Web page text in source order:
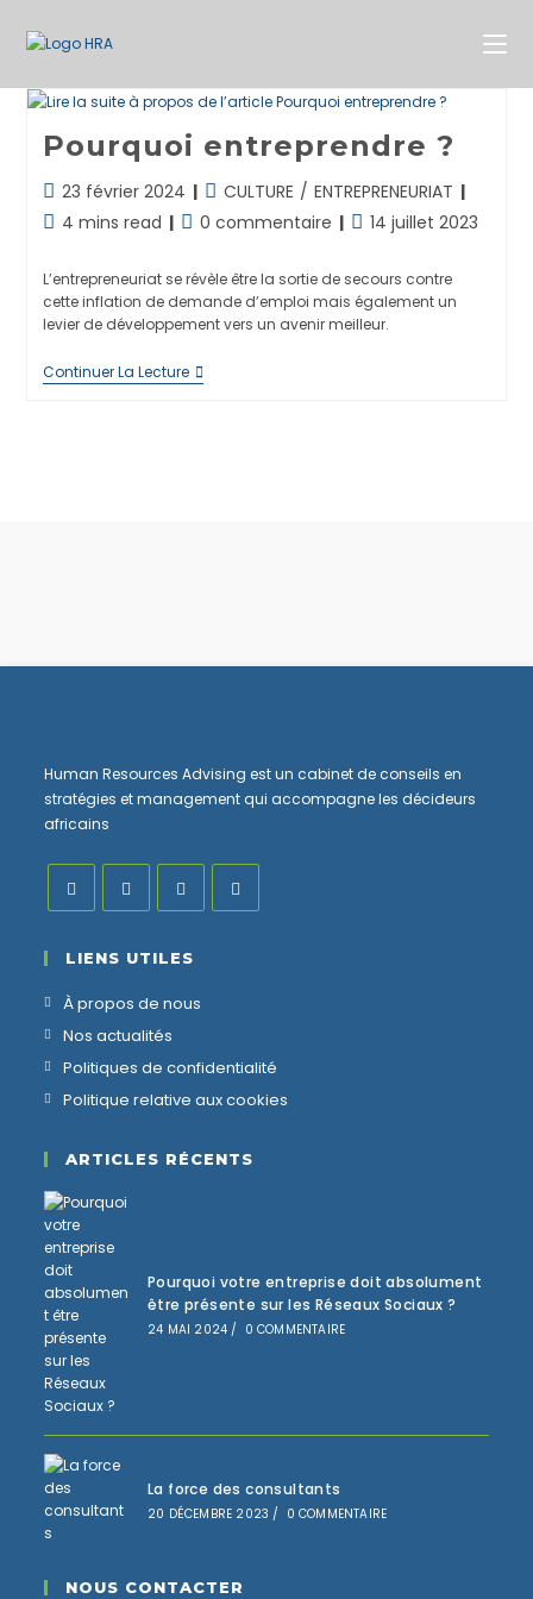
Pourquoi entreprendre ?
Dernière
modification
publication :
23 février 2024
Post
category:
CULTURE / ENTREPRENEURIAT
Temps
lecture :
4 mins read
Commentaires
la
publication :
0 commentaire
Publication
14 juillet 2023
L’entrepreneuriat se révèle être la sortie de secours contre
cette inflation de demande d’emploi mais également un
levier de développement vers un avenir meilleur.
Continuer La LecturePourquoi
Entreprendre
Human Resources Advising est un cabinet de conseils en
stratégies et management qui accompagne les décideurs
africains
LIENS UTILES
À propos de nous
Nos actualités
Politiques de confidentialité
Politique relative aux cookies
ARTICLES RÉCENTS
Pourquoi votre entreprise doit absolument
être présente sur les Réseaux Sociaux ?
24 MAI 2024 / 0 COMMENTAIRE
La force des consultants
20 DÉCEMBRE 2023 / 0 COMMENTAIRE
NOUS CONTACTER